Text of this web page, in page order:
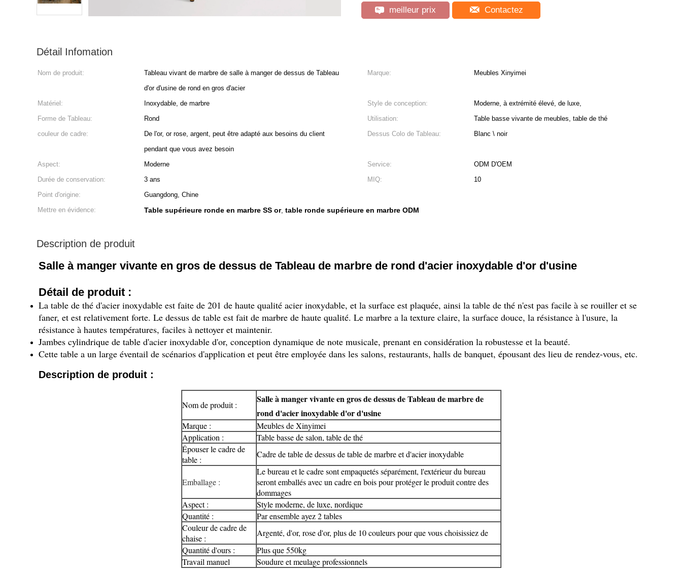
meilleur prix Contactez
Détail Infomation
Nom de produit:
Tableau vivant de marbre de salle à manger de dessus de Tableau
d'or d'usine de rond en gros d'acier
Marque: Meubles Xinyimei
Matériel: Inoxydable, de marbre Style de conception:
Moderne, à extrémité élevé, de luxe,
Forme de Tableau:
Rond Utilisation:
Table basse vivante de meubles, table de thé
couleur de cadre:
De l'or, or rose, argent, peut être adapté aux besoins du client
pendant que vous avez besoin
Dessus Colo de Tableau: Blanc \ noir
Aspect: Moderne Service:
ODM D'OEM
Durée de conservation:
3 ans MIQ:
10
Point d'origine:
Guangdong, Chine
Mettre en évidence:
Table supérieure ronde en marbre SS or, table ronde supérieure en marbre ODM
Description de produit
Salle à manger vivante en gros de dessus de Tableau de marbre de rond d'acier inoxydable d'or d'usine
Détail de produit :
La table de thé d'acier inoxydable est faite de 201 de haute qualité acier inoxydable, et la surface est plaquée, ainsi la table de thé n'est pas facile à se rouiller et se
faner, et est relativement forte. Le dessus de table est fait de marbre de haute qualité. Le marbre a la texture claire, la surface douce, la résistance à l'usure, la
résistance à hautes températures, faciles à nettoyer et maintenir.
Jambes cylindrique de table d'acier inoxydable d'or, conception dynamique de note musicale, prenant en considération la robustesse et la beauté.
Cette table a un large éventail de scénarios d'application et peut être employée dans les salons, restaurants, halls de banquet, épousant des lieu de rendez-vous, etc.
Description de produit :
Nom de produit :
Salle à manger vivante en gros de dessus de Tableau de marbre de
rond d'acier inoxydable d'or d'usine
Marque :
Meubles de Xinyimei
Application :
Table basse de salon, table de thé
Épouser le cadre de
table :
Cadre de table de dessus de table de marbre et d'acier inoxydable
Emballage :
Le bureau et le cadre sont empaquetés séparément, l'extérieur du bureau
seront emballés avec un cadre en bois pour protéger le produit contre des
dommages
Aspect :
Style moderne, de luxe, nordique
Quantité :
Par ensemble ayez 2 tables
Couleur de cadre de
chaise :
Argenté, d'or, rose d'or, plus de 10 couleurs pour que vous choisissiez de
Quantité d'ours :
Plus que 550kg
Travail manuel
Soudure et meulage professionnels